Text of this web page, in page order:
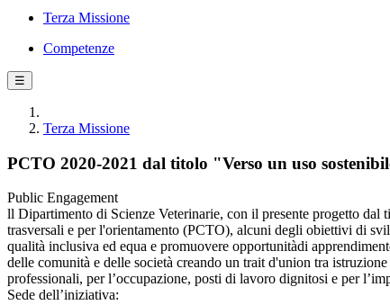
Terza Missione
Competenze
☰
Terza Missione
PCTO 2020-2021 dal titolo "Verso un uso
Public Engagement
ll Dipartimento di Scienze Veterinarie, con il presente progetto dal
trasversali e per l'orientamento (PCTO), alcuni degli obiettivi di
qualità inclusiva ed equa e promuovere opportunitàdi
delle comunità e delle società creando un trait d'union tra
professionali, per l’occupazione, posti di lavoro dignitosi e per
Sede dell’iniziativa: